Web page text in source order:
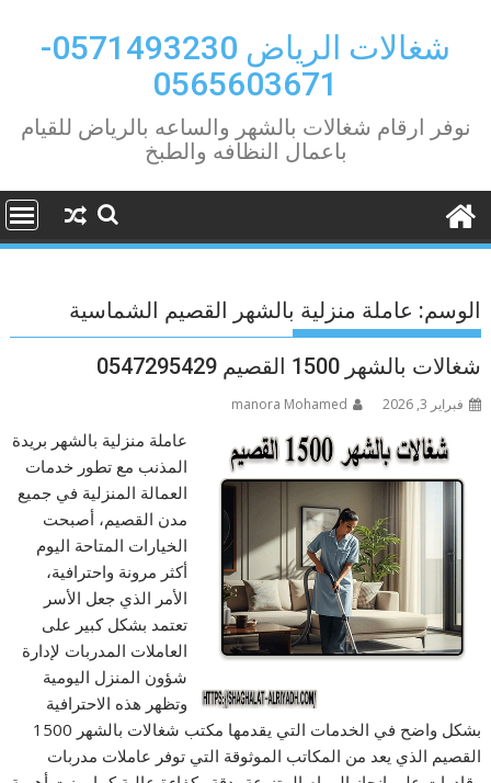
content
شغالات الرياض 0571493230-
0565603671
نوفر ارقام شغالات بالشهر والساعه بالرياض للقيام
باعمال النظافه والطبخ
الوسم: عاملة منزلية بالشهر القصيم الشماسية
شغالات بالشهر 1500 القصيم 0547295429
فبراير 3, 2026 manora Mohamed
عاملة منزلية بالشهر بريدة
المذنب مع تطور خدمات
العمالة المنزلية في جميع
مدن القصيم، أصبحت
الخيارات المتاحة اليوم
أكثر مرونة واحترافية،
الأمر الذي جعل الأسر
تعتمد بشكل كبير على
العاملات المدربات لإدارة
شؤون المنزل اليومية
وتظهر هذه الاحترافية
بشكل واضح في الخدمات التي يقدمها مكتب شغالات بالشهر 1500
القصيم الذي يعد من المكاتب الموثوقة التي توفر عاملات مدربات